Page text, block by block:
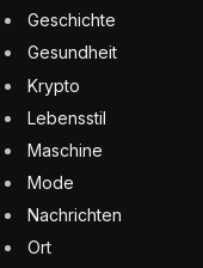
Geschichte
Gesundheit
Krypto
Lebensstil
Maschine
Mode
Nachrichten
Ort